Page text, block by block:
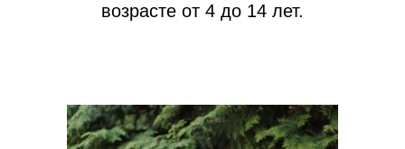
возрасте от 4 до 14 лет.